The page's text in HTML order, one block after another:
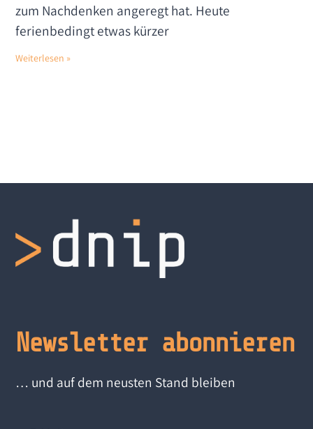
zum Nachdenken angeregt hat. Heute
ferienbedingt etwas kürzer
Weiterlesen »
Newsletter abonnieren
… und auf dem neusten Stand bleiben